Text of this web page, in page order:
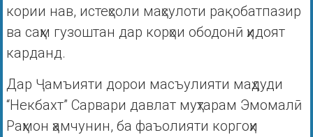
кории нав, истеҳсоли маҳсулоти рақобатпазир
ва саҳм гузоштан дар корҳои ободонӣ ҳидоят
карданд.
Дар Ҷамъияти дорои масъулияти маҳдуди
“Некбахт” Сарвари давлат муҳтарам Эмомалӣ
Раҳмон ҳамчунин, ба фаъолияти коргоҳи